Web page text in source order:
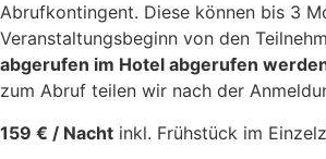
Abrufkontingent. Diese können bis 3
Veranstaltungsbeginn von den
abgerufen im Hotel abgerufen
zum Abruf teilen wir nach der
159 € / Nacht inkl. Frühstück im